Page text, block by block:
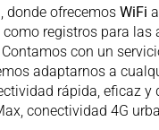
donde ofrecemos WiFi
registros para
con un
adaptarnos a
rápida, eficaz
conectividad 4G